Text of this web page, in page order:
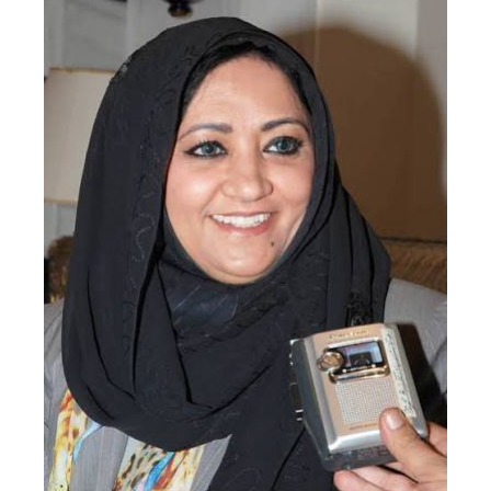
نقل عفش الكويت 50636444 فك وتركيب ايكيا محلي ...
الثلاثاء 03 سبتمبر 2024 07:06 م